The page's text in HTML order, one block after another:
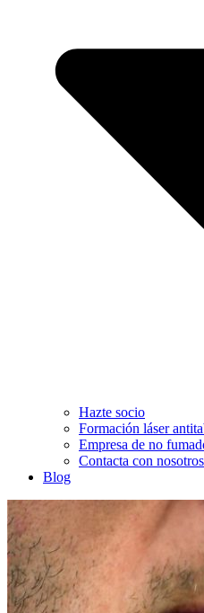
Hazte socio
Formación láser
Empresa de no
Contacta con nosotros
Blog